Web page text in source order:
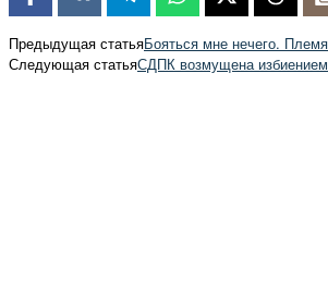
Предыдущая статьяБояться мне нечего.
Следующая статьяСДПК возмущена избиением